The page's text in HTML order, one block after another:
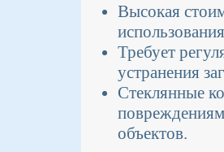
Высокая
Требует
устранения
Стеклянные
объектов.